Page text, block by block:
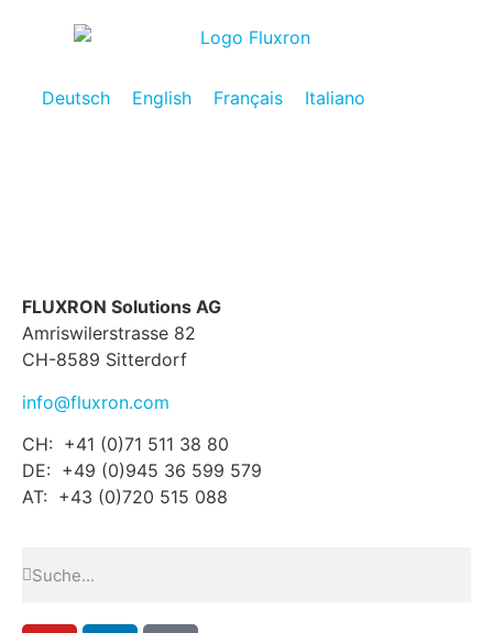
Deutsch English Français Italiano
FLUXRON Solutions AG
Amriswilerstrasse 82
CH-8589 Sitterdorf
info@fluxron.com
CH: +41 (0)71 511 38 80
DE: +49 (0)945 36 599 579
AT: +43 (0)720 515 088